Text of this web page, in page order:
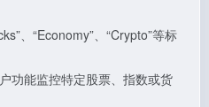
、“Economy”、“Crypto”等标
功能监控特定股票、指数或货